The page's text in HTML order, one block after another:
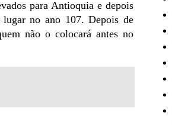
para Antioquia e depois
no ano 107. Depois de
não o colocará antes no